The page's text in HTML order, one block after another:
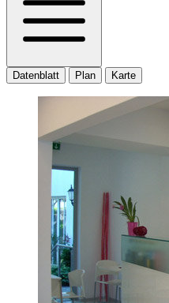
Datenblatt Plan Karte